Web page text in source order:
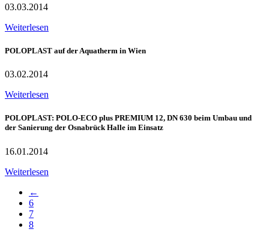
03.03.2014
Weiterlesen
POLOPLAST auf der Aquatherm in Wien
03.02.2014
Weiterlesen
POLOPLAST: POLO-ECO plus PREMIUM 12, DN 630 beim Umbau und
der Sanierung der Osnabrück Halle im Einsatz
16.01.2014
Weiterlesen
←
6
7
8